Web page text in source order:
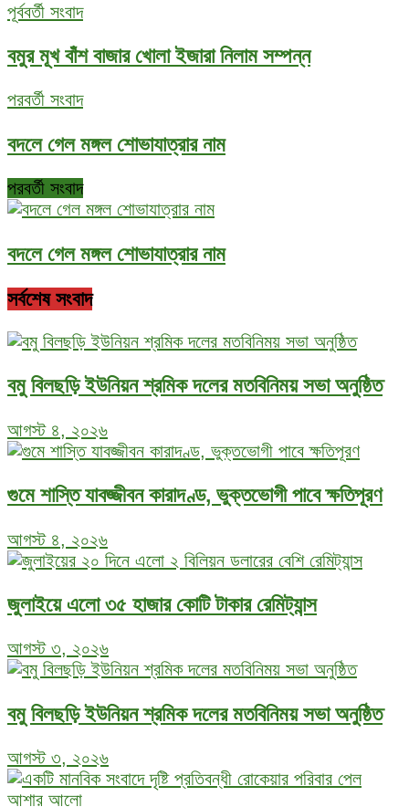
পূর্ববর্তী সংবাদ
বমুর মূখ বাঁশ বাজার খোলা ইজারা নিলাম সম্পন্ন
পরবর্তী সংবাদ
বদলে গেল মঙ্গল শোভাযাত্রার নাম
পরবর্তী সংবাদ
বদলে গেল মঙ্গল শোভাযাত্রার নাম
সর্বশেষ সংবাদ
বমু বিলছড়ি ইউনিয়ন শ্রমিক দলের মতবিনিময় সভা অনুষ্ঠিত
আগস্ট ৪, ২০২৬
গুমে শাস্তি যাবজ্জীবন কারাদণ্ড, ভুক্তভোগী পাবে ক্ষতিপূরণ
আগস্ট ৪, ২০২৬
জুলাইয়ে এলো ৩৫ হাজার কোটি টাকার রেমিট্যান্স
আগস্ট ৩, ২০২৬
বমু বিলছড়ি ইউনিয়ন শ্রমিক দলের মতবিনিময় সভা অনুষ্ঠিত
আগস্ট ৩, ২০২৬